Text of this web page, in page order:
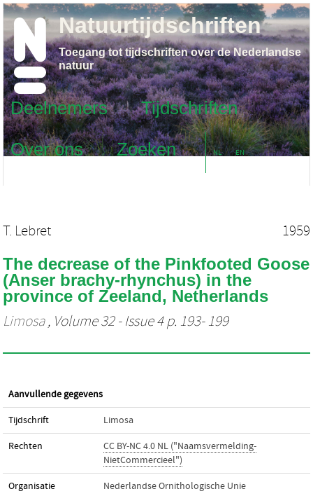
Deelnemers
Tijdschriften
Over ons
Zoeken NL EN
Natuurtijdschriften
Toegang tot tijdschriften over de Nederlandse
natuur
T. Lebret 1959
The decrease of the Pinkfooted Goose
(Anser brachy-rhynchus) in the
province of Zeeland, Netherlands
Limosa, Volume 32 - Issue 4 p. 193- 199
Aanvullende gegevens
Tijdschrift Limosa
Rechten
CC BY-NC 4.0 NL ("Naamsvermelding-
NietCommercieel")
Organisatie Nederlandse Ornithologische Unie